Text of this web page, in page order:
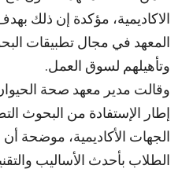
الاكاديمية، مؤكدة إن ذلك
المعهد في مجال تطبيقات
وتأهيلهم لسوق العمل.
وقالت مدير معهد صحة
إطار الإستفادة من البحوث
الجهات الأكاديمية، موضحة
الطلاب بأحدث الأساليب